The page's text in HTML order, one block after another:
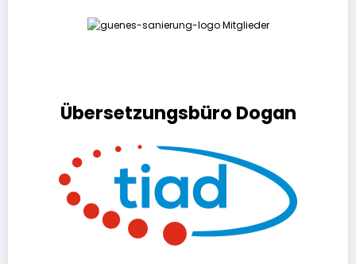
Übersetzungsbüro Dogan